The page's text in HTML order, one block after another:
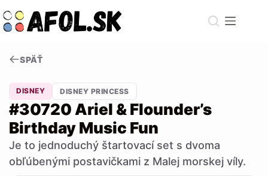
to
content
SPÄŤ
DISNEY DISNEY PRINCESS
#30720 Ariel & Flounder’s
Birthday Music Fun
Je to jednoduchý štartovací set s dvoma
obľúbenými postavičkami z Malej morskej víly.